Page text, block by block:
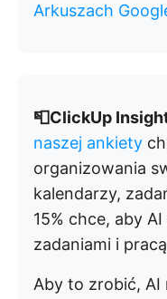
Arkuszach
📮ClickUp
naszej ankiety
organizowania
kalendarzy,
15% chce, aby
zadaniami i
Aby to zrobić, AI